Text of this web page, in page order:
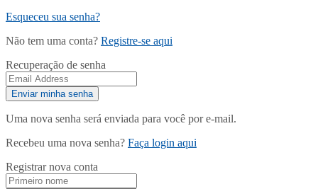
Esqueceu sua senha?
Não tem uma conta? Registre-se aqui
Recuperação de senha
Uma nova senha será enviada para você por e-mail.
Recebeu uma nova senha? Faça login aqui
Registrar nova conta